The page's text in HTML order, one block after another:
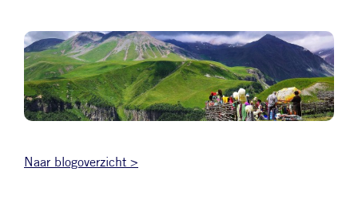
Afbeelding
Naar blogoverzicht >